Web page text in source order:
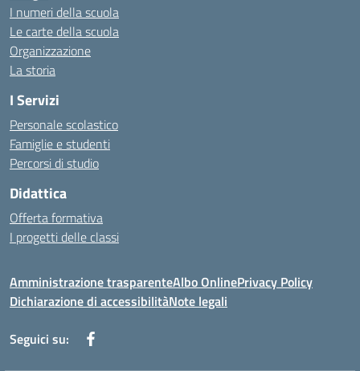
I numeri della scuola
Le carte della scuola
Organizzazione
La storia
I Servizi
Personale scolastico
Famiglie e studenti
Percorsi di studio
Didattica
Offerta formativa
I progetti delle classi
Amministrazione trasparenteAlbo OnlinePrivacy Policy
Dichiarazione di accessibilitàNote legali
Seguici su: